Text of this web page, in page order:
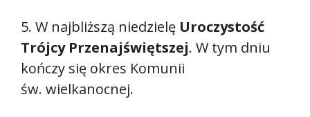
5. W najbliższą niedzielę Uroczystość
Trójcy Przenajświętszej. W tym dniu
kończy się okres Komunii
św. wielkanocnej.